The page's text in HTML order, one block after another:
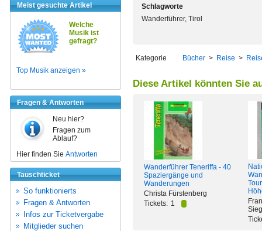
Meist gesuchte Artikel
Welche
Musik ist
gefragt?
Top Musik anzeigen »
Fragen & Antworten
Neu hier?
Fragen zum
Ablauf?
Hier finden Sie Antworten
Tauschticket
So funktionierts
Fragen & Antworten
Infos zur Ticketvergabe
Mitglieder suchen
Schlagworte
Wanderführer, Tirol
Kategorie Bücher > Reise >
Diese Artikel könnten Sie
Wanderführer Teneriffa - 40
Spaziergänge und
Wanderungen
Christa Fürstenberg
Tickets: 1